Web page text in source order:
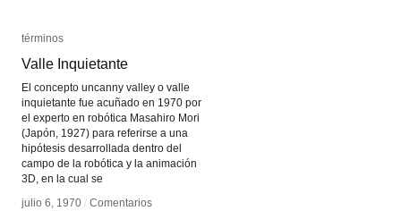
términos
Valle Inquietante
El concepto uncanny valley o valle
inquietante fue acuñado en 1970 por
el experto en robótica Masahiro Mori
(Japón, 1927) para referirse a una
hipótesis desarrollada dentro del
campo de la robótica y la animación
3D, en la cual se
julio 6, 1970 / Comentarios
términos
Valle Inquietante
julio 6, 1970 / Comentarios